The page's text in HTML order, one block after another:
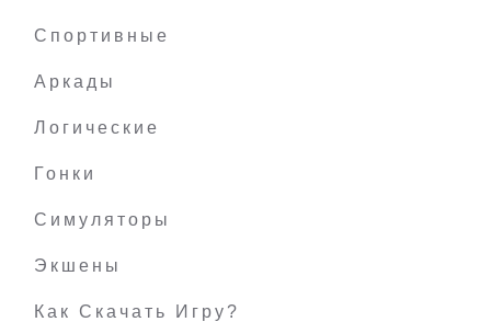
Спортивные
Аркады
Логические
Гонки
Симуляторы
Экшены
Как Скачать Игру?